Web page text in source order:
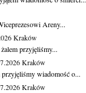
Areny...
Kraków
przyjęliśmy...
Kraków
wiadomość o...
Kraków